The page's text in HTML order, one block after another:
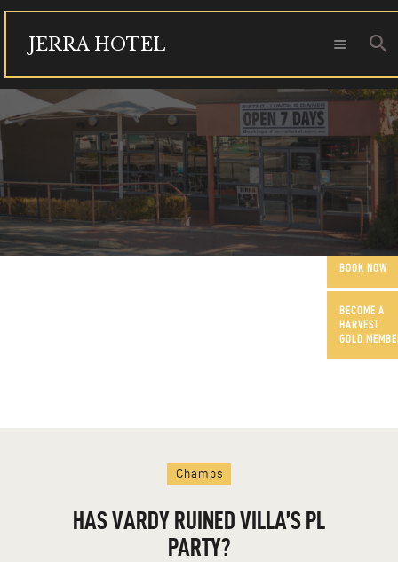
BOOK NOW
BECOME A
HARVEST
GOLD
JERRA HOTEL
JERRA HOTEL
FUNCTIONS
OUR COMMUNITY
CONTACT US
Champs
HAS VARDY RUINED VILLA’S PL
PARTY?